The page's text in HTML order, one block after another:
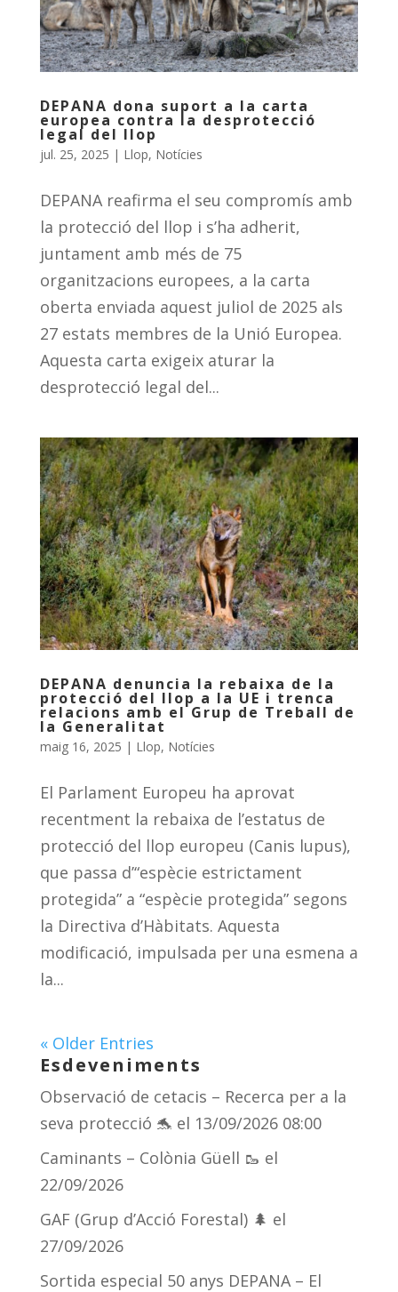
DEPANA dona suport a la carta
europea contra la desprotecció
legal del llop
jul. 25, 2025 | Llop, Notícies
DEPANA reafirma el seu compromís amb
la protecció del llop i s’ha adherit,
juntament amb més de 75
organitzacions europees, a la carta
oberta enviada aquest juliol de 2025 als
27 estats membres de la Unió Europea.
Aquesta carta exigeix aturar la
desprotecció legal del...
DEPANA denuncia la rebaixa de la
protecció del llop a la UE i trenca
relacions amb el Grup de Treball de
la Generalitat
maig 16, 2025 | Llop, Notícies
El Parlament Europeu ha aprovat
recentment la rebaixa de l’estatus de
protecció del llop europeu (Canis lupus),
que passa d’“espècie estrictament
protegida” a “espècie protegida” segons
la Directiva d’Hàbitats. Aquesta
modificació, impulsada per una esmena a
la...
« Older Entries
Esdeveniments
Observació de cetacis – Recerca per a la
seva protecció 🐬 el 13/09/2026 08:00
Caminants – Colònia Güell 🥾 el
22/09/2026
GAF (Grup d’Acció Forestal) 🌲 el
27/09/2026
Sortida especial 50 anys DEPANA – El